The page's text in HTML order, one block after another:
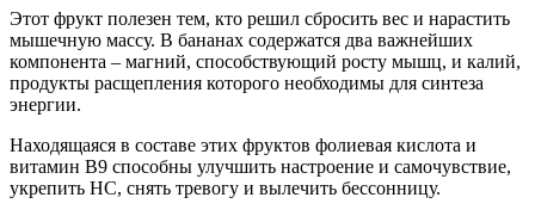
Этот фрукт полезен тем, кто решил сбросить вес и нарастить
мышечную массу. В бананах содержатся два важнейших
компонента – магний, способствующий росту мышц, и калий,
продукты расщепления которого необходимы для синтеза
энергии.
Находящаяся в составе этих фруктов фолиевая кислота и
витамин B9 способны улучшить настроение и самочувствие,
укрепить НС, снять тревогу и вылечить бессонницу.